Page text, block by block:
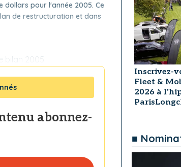
dollars pour l'année 2005. Ce
de restructuration et dans
bilan 2005
abonnez-
Inscrivez-
Fleet &
2026 à
■